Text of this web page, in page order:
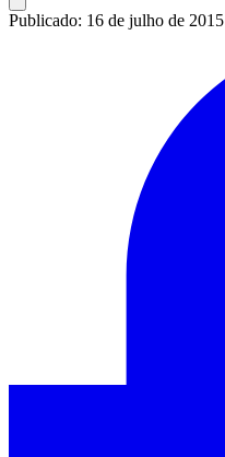
Publicado: 16 de julho de 2015